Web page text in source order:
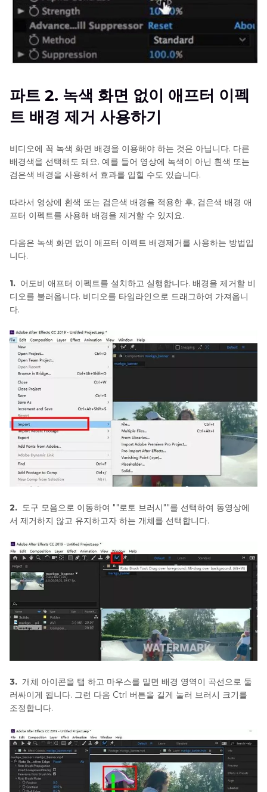
Picsart
배
제
하
기
Snapseed
서
배
제
거
기
파트 2. 녹색 화면 없이 애프터 이펙
트 배경 제거 사용하기
비디오에 꼭 녹색 화면 배경을 이용해야 하는 것은 아닙니다. 다른
배경색을 선택해도 돼요. 예를 들어 영상에 녹색이 아닌 흰색 또는
검은색 배경을 사용해서 효과를 입힐 수도 있습니다.
따라서 영상에 흰색 또는 검은색 배경을 적용한 후, 검은색 배경 애
프터 이펙트를 사용해 배경을 제거할 수 있지요.
다음은 녹색 화면 없이 애프터 이펙트 배경제거를 사용하는 방법입
니다.
1. 어도비 애프터 이펙트를 설치하고 실행합니다. 배경을 제거할 비
디오를 불러옵니다. 비디오를 타임라인으로 드래그하여 가져옵니
다.
2. 도구 모음으로 이동하여 ""로토 브러시""를 선택하여 동영상에
서 제거하지 않고 유지하고자 하는 개체를 선택합니다.
3. 개체 아이콘을 탭 하고 마우스를 밀면 배경 영역이 곡선으로 둘
러싸이게 됩니다. 그런 다음 Ctrl 버튼을 길게 눌러 브러시 크기를
조정합니다.